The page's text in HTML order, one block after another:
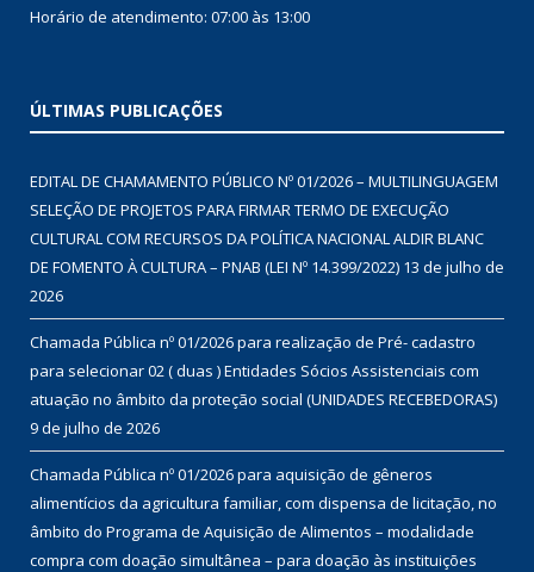
Horário de atendimento: 07:00 às 13:00
ÚLTIMAS PUBLICAÇÕES
EDITAL DE CHAMAMENTO PÚBLICO Nº 01/2026 – MULTILINGUAGEM
SELEÇÃO DE PROJETOS PARA FIRMAR TERMO DE EXECUÇÃO
CULTURAL COM RECURSOS DA POLÍTICA NACIONAL ALDIR BLANC
DE FOMENTO À CULTURA – PNAB (LEI Nº 14.399/2022) 13 de julho de
2026
Chamada Pública nº 01/2026 para realização de Pré- cadastro
para selecionar 02 ( duas ) Entidades Sócios Assistenciais com
atuação no âmbito da proteção social (UNIDADES RECEBEDORAS)
9 de julho de 2026
Chamada Pública nº 01/2026 para aquisição de gêneros
alimentícios da agricultura familiar, com dispensa de licitação, no
âmbito do Programa de Aquisição de Alimentos – modalidade
compra com doação simultânea – para doação às instituições